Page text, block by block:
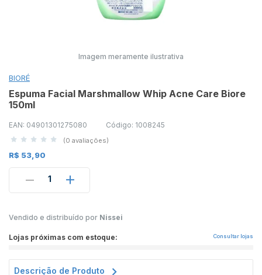
Imagem meramente ilustrativa
BIORÉ
Espuma Facial Marshmallow Whip Acne Care Biore
150ml
EAN: 04901301275080 Código: 1008245
(0 avaliações)
R$ 53,90
1
Vendido e distribuído por Nissei
Lojas próximas com estoque: Consultar lojas
Descrição de Produto